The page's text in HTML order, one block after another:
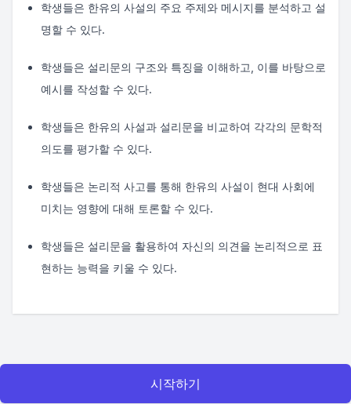
학생들은 한유의 사설의 주요 주제와 메시지를 분석하고 설
명할 수 있다.
학생들은 설리문의 구조와 특징을 이해하고, 이를 바탕으로
예시를 작성할 수 있다.
학생들은 한유의 사설과 설리문을 비교하여 각각의 문학적
의도를 평가할 수 있다.
학생들은 논리적 사고를 통해 한유의 사설이 현대 사회에
미치는 영향에 대해 토론할 수 있다.
학생들은 설리문을 활용하여 자신의 의견을 논리적으로 표
현하는 능력을 키울 수 있다.
시작하기